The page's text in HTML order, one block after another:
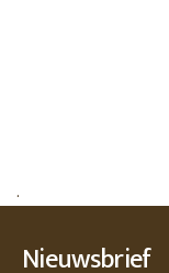
.
Nieuwsbrief